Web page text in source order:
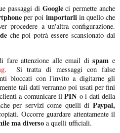
passaggi di Googleci permette anche
per poi importarliin quello che
procedere a un'altra configurazione.
che poi potrà essere scansionato dal
fare attenzione alle email dispam e
. Si tratta di messaggi con false
bloccati con l'invito a digitarne gli
tali dati verranno poi usati per fini
a comunicare ilPIN o i dati della
per servizi come quelli di Paypal,
Occorre guardare attentamente il
ma diverso a quelli ufficiali.